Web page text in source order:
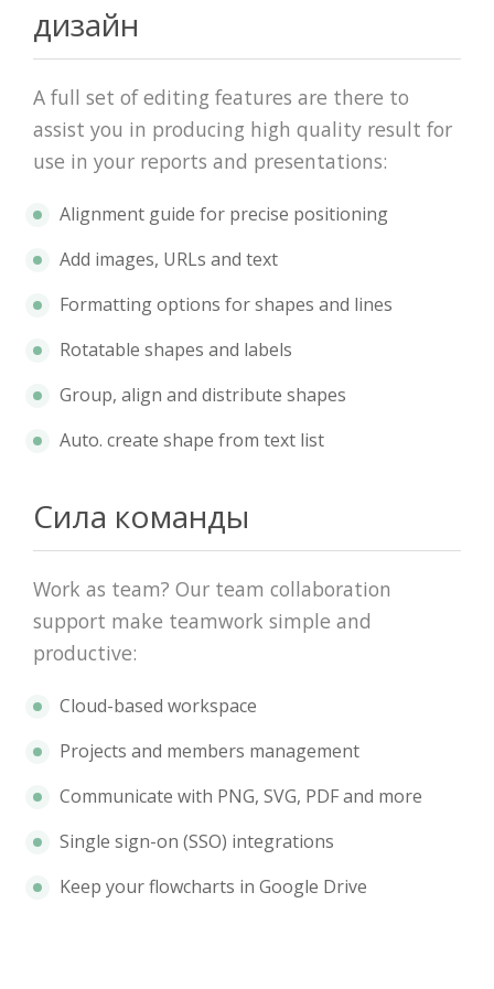
дизайн
A full set of editing features are there to
assist you in producing high quality result for
use in your reports and presentations:
Alignment guide for precise positioning
Add images, URLs and text
Formatting options for shapes and lines
Rotatable shapes and labels
Group, align and distribute shapes
Auto. create shape from text list
Сила команды
Work as team? Our team collaboration
support make teamwork simple and
productive:
Cloud-based workspace
Projects and members management
Communicate with PNG, SVG, PDF and more
Single sign-on (SSO) integrations
Keep your flowcharts in Google Drive